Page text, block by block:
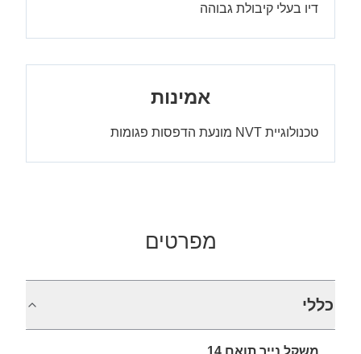
דיו בעלי קיבולת גבוהה
אמינות
טכנולוגיית NVT מונעת הדפסות פגומות
מפרטים
כללי
משקל נייר תואם 14